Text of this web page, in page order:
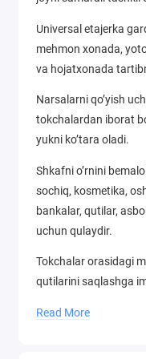
Universal etajerka
mehmon xonada,
va hojatxonada
Narsalarni qo’yish
tokchalardan iborat
yukni ko’tara oladi.
Shkafni o’rnini
sochiq, kosmetika,
bankalar, qutilar,
uchun qulaydir.
Tokchalar orasidagi
qutilarini saqlashga
Stellaj ishlab
Read More